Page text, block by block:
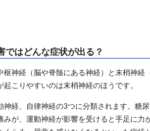
ではどんな症状が出る？
枢神経（脳や脊髄にある神経）と末梢神
こりやすいのは末梢神経のほうです。
神経、自律神経の3つに分類されます。糖
みが、運動神経が影響を受けると手足に